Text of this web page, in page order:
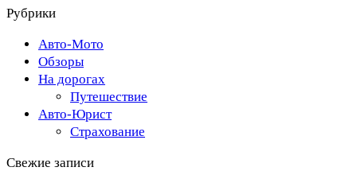
Рубрики
Авто-Мото
Обзоры
На дорогах
Путешествие
Авто-Юрист
Страхование
Свежие записи